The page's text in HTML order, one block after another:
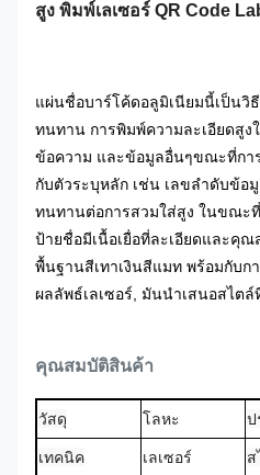
สูง พิมพ์เลเซอร์ QR Code
แผ่นชื่อบาร์โค้ดอลูมิเนียมนี้เป็นวิ
ทนทาน การพิมพ์ความละเอียดสูง
ข้อความ และข้อมูลอื่นๆขณะที่กา
กับตัวระบุหลัก เช่น เลขลําดับข้อ
ทนทานต่อการสวมใส่สูง ในขณะ
ป้ายชื่อมีเนื้อเยื่อที่ละเอียดและคุ
พื้นฐานสีเทาเงินสีแมท พร้อมกับก
ผลลัพธ์เลเซอร์, มันนําเสนอสไต
คุณสมบัติสินค้า
วัสดุ โลหะ ป
เทคนิค เลเซอร์ ส